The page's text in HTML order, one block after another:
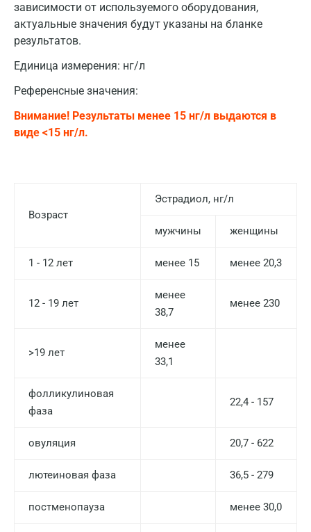
зависимости от используемого оборудования,
актуальные значения будут указаны на бланке
результатов.
Единица измерения: нг/л
Референсные значения:
Внимание! Результаты менее 15 нг/л выдаются в
виде <15 нг/л.
Возраст
Эстрадиол, нг/л
мужчины женщины
1 - 12 лет менее 15 менее 20,3
12 - 19 лет
менее
38,7
менее 230
>19 лет
менее
33,1
фолликулиновая
фаза
22,4 - 157
овуляция 20,7 - 622
лютеиновая фаза 36,5 - 279
постменопауза менее 30,0